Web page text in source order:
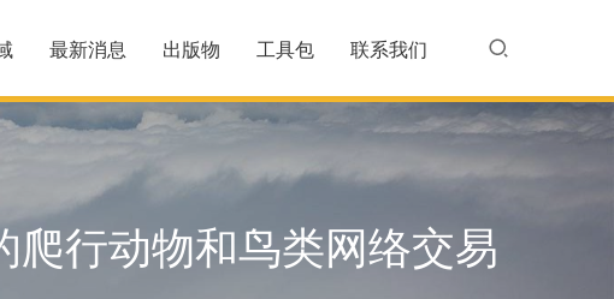
最新消息 出版物 工具包 联系我们
行动物和鸟类网络交易